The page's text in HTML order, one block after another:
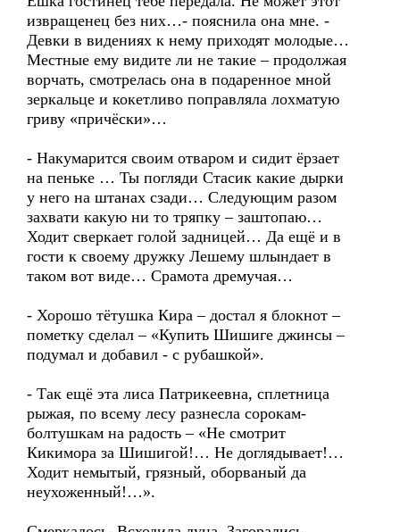
извращенец без них…- пояснила она мне. -
Девки в видениях к нему приходят молодые…
Местные ему видите ли не такие – продолжая
ворчать, смотрелась она в подаренное мной
зеркальце и кокетливо поправляла лохматую
гриву «причёски»…
- Накумарится своим отваром и сидит ёрзает
на пеньке … Ты погляди Стасик какие дырки
у него на штанах сзади… Следующим разом
захвати какую ни то тряпку – заштопаю…
Ходит сверкает голой задницей… Да ещё и в
гости к своему дружку Лешему шлындает в
таком вот виде… Срамота дремучая…
- Хорошо тётушка Кира – достал я блокнот –
пометку сделал – «Купить Шишиге джинсы –
подумал и добавил - с рубашкой».
- Так ещё эта лиса Патрикеевна, сплетница
рыжая, по всему лесу разнесла сорокам-
болтушкам на радость – «Не смотрит
Кикимора за Шишигой!… Не доглядывает!…
Ходит немытый, грязный, оборваный да
неухоженный!…».